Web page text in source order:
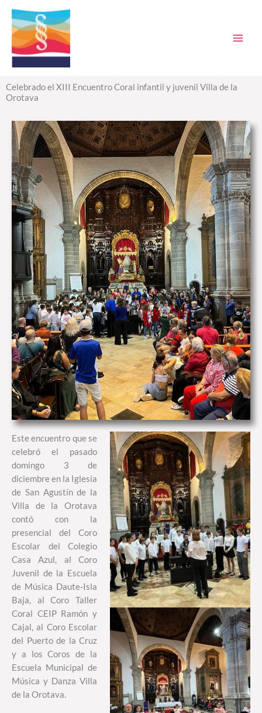
contenido
Celebrado el XIII Encuentro Coral infantil y juvenil Villa de la
Orotava
Este encuentro que se
celebró el pasado
domingo 3 de
diciembre en la Iglesia
de San Agustín de la
Villa de la Orotava
contó con la
presencial del Coro
Escolar del Colegio
Casa Azul, al Coro
Juvenil de la Escuela
de Música Daute-Isla
Baja, al Coro Taller
Coral CEIP Ramón y
Cajal, al Coro Escolar
del Puerto de la Cruz
y a los Coros de la
Escuela Municipal de
Música y Danza Villa
de la Orotava.